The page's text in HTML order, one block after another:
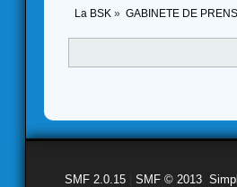
La BSK » GABINETE DE
SMF 2.0.15 SMF © 2013